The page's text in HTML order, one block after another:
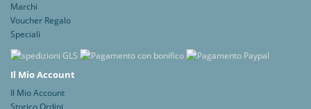
Marchi
Voucher Regalo
Speciali
Il Mio Account
Il Mio Account